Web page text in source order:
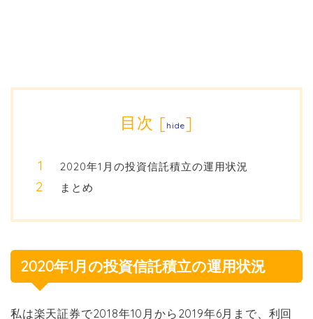
目次 [hide]
2020年1月の投資信託積立の運用状況
まとめ
2020年1月の投資信託積立の運用状況
私は楽天証券で2018年10月から2019年6月まで、利回